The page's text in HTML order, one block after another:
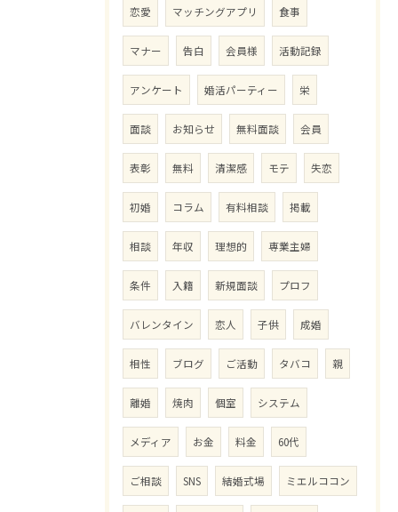
恋愛 マッチングアプリ 食事
マナー 告白 会員様 活動記録
アンケート 婚活パーティー 栄
面談 お知らせ 無料面談 会員
表彰 無料 清潔感 モテ 失恋
初婚 コラム 有料相談 掲載
相談 年収 理想的 専業主婦
条件 入籍 新規面談 プロフ
バレンタイン 恋人 子供 成婚
相性 ブログ ご活動 タバコ 親
離婚 焼肉 個室 システム
メディア お金 料金 60代
ご相談 SNS 結婚式場 ミエルココン